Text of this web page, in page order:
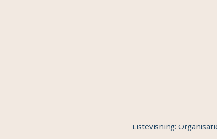
Listevisning: